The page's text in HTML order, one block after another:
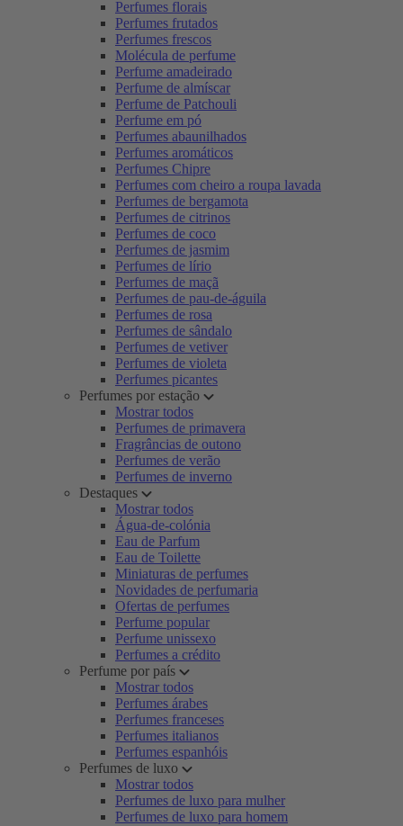
Perfumes florais
Perfumes frutados
Perfumes frescos
Molécula de perfume
Perfume amadeirado
Perfume de almíscar
Perfume de Patchouli
Perfume em pó
Perfumes abaunilhados
Perfumes aromáticos
Perfumes Chipre
Perfumes com cheiro a roupa lavada
Perfumes de bergamota
Perfumes de citrinos
Perfumes de coco
Perfumes de jasmim
Perfumes de lírio
Perfumes de maçã
Perfumes de pau-de-águila
Perfumes de rosa
Perfumes de sândalo
Perfumes de vetiver
Perfumes de violeta
Perfumes picantes
Perfumes por estação
Mostrar todos
Perfumes de primavera
Fragrâncias de outono
Perfumes de verão
Perfumes de inverno
Destaques
Mostrar todos
Água-de-colónia
Eau de Parfum
Eau de Toilette
Miniaturas de perfumes
Novidades de perfumaria
Ofertas de perfumes
Perfume popular
Perfume unissexo
Perfumes a crédito
Perfume por país
Mostrar todos
Perfumes árabes
Perfumes franceses
Perfumes italianos
Perfumes espanhóis
Perfumes de luxo
Mostrar todos
Perfumes de luxo para mulher
Perfumes de luxo para homem